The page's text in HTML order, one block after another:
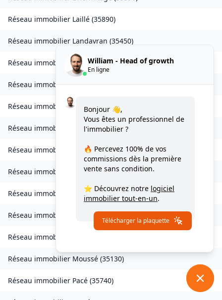
Réseau immobilier Laillé (35890)
Réseau immobilier Landavran (35450)
Réseau immobilierLivré-sur-Changeon (35450)
Réseau immobilierLohéac(35550)
Réseau immobilierLongaulnay (35190
Réseau immobilier Loutehel(35330 )
Réseau immobilier Louvigné-du-Désert(35420)
Réseau immobilier Martigné-Ferchaud(35640
Réseau immobilier Maxent(35380 )
Réseau immobilier Meillac
Réseau immobilier
Réseau immobilier Moussé (35130)
Réseau immobilier Pacé (35740)
William - Head of growth
En ligne
Bonjour 👋,
Vous êtes un professionnel de
l'immobilier ?
🔥 Percevez 100% de vos
commissions dès la première
vente sans condition.
⭐ Découvrez notre logiciel
immobilier tout-en-un.
Télécharger la plaquette